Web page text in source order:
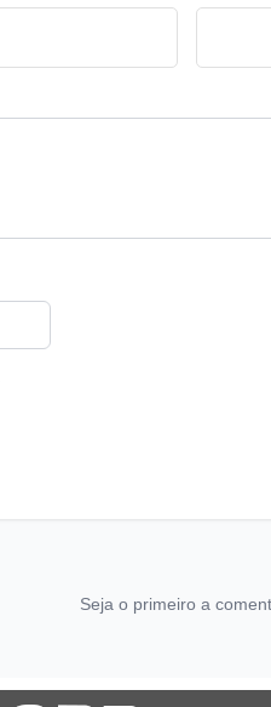
Seja o primeiro a